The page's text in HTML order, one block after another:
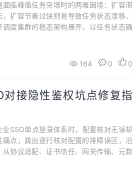
临峰值任务突增时的两难困境：扩容滞
扩容节奏过快则易导致任务状态漂移、
度集群的稳态架构展开，以任务状态确
长任务检查点迁移、跨资源池异构扩容
失弹性扩缩容的全链路设计逻辑。方案
164 0 0
对接隐性鉴权坑点修复指
SSO单点登录体系时，配置核对无误却
点，跳出逐行核对配置的排障误区，沿
协议适配、证书信任、网关传输、元数
对应修复路径，同时给出分层排查方法